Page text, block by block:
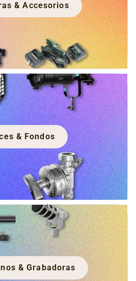
& Accesorios
& Fondos
& Grabadoras